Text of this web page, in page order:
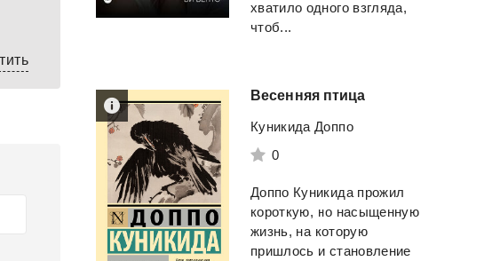
хватило одного взгляда,
чтоб...
Весенняя птица
Куникида Доппо
0
Доппо Куникида прожил
короткую, но насыщенную
жизнь, на которую
пришлось и становление